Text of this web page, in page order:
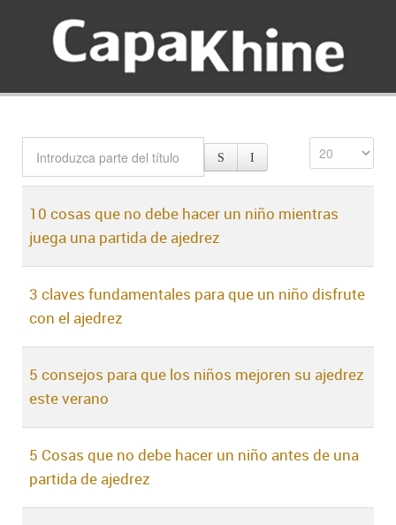
10 cosas que no debe hacer un niño mientras
juega una partida de ajedrez
3 claves fundamentales para que un niño disfrute
con el ajedrez
5 consejos para que los niños mejoren su ajedrez
este verano
5 Cosas que no debe hacer un niño antes de una
partida de ajedrez